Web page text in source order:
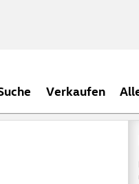
Verkaufen